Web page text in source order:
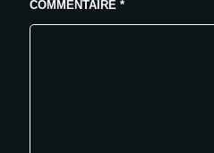
COMMENTAIRE *